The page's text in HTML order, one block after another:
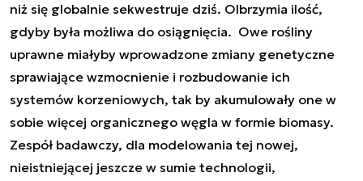
niż się globalnie sekwestruje dziś. Olbrzymia ilość,
gdyby była możliwa do osiągnięcia. Owe rośliny
uprawne miałyby wprowadzone zmiany genetyczne
sprawiające wzmocnienie i rozbudowanie ich
systemów korzeniowych, tak by akumulowały one w
sobie więcej organicznego węgla w formie biomasy.
Zespół badawczy, dla modelowania tej nowej,
nieistniejącej jeszcze w sumie technologii,